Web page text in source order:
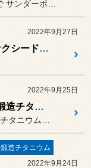
2022年9月27日
お仕事の相棒･･･ トヨタ サクシード に RECARO（レカロ） SR-7F GU 100H ブラウン × ブラック の取付け作業。
2022年9月25日
サンダーボルト ジャパン 鍛造チタニウムボルト「打ち」作業 ／ トヨタ GR スープラ RZ LB-WORKS
鍛造チタニウム
2022年9月24日